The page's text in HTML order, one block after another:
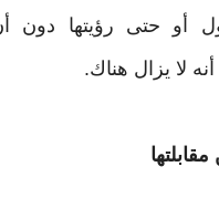
أو حتى رؤيتها دون
لا يزال هناك.